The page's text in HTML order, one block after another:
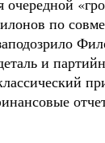
по
и